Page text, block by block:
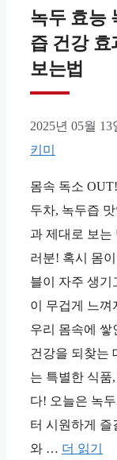
녹두 효능
즙 건강 효
보는법
2025년 05월 13
키미
몸속 독소
두차, 녹두즙
과 제대로 보는
러분! 혹시 몸
블이 자주 생기
이 무겁게 느껴
우리 몸속에 쌓
건강을 되찾는
는 특별한 식품,
다! 오늘은 녹
터 시원하게 즐
와 … 더 읽기